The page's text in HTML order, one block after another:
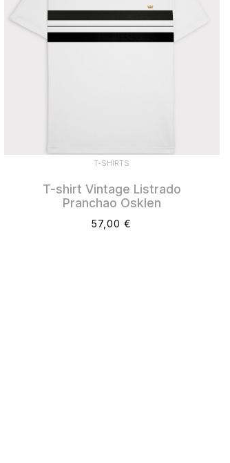
T-SHIRTS
T-shirt Vintage Listrado
Pranchao Osklen
57,00 €